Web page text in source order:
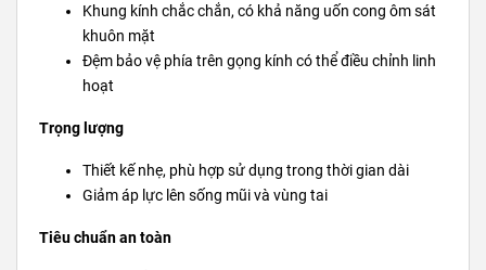
Khung kính chắc chắn, có khả năng uốn cong ôm sát
khuôn mặt
Đệm bảo vệ phía trên gọng kính có thể điều chỉnh linh
hoạt
Trọng lượng
Thiết kế nhẹ, phù hợp sử dụng trong thời gian dài
Giảm áp lực lên sống mũi và vùng tai
Tiêu chuẩn an toàn